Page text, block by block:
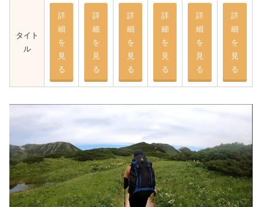
タイト
ル
詳
細
を
見
る
詳
細
を
見
る
詳
細
を
見
る
詳
細
を
見
る
詳
細
を
見
る
詳
細
を
見
る